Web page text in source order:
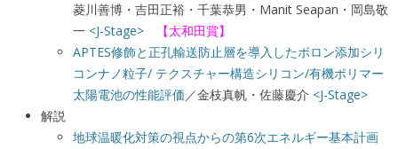
菱川善博・吉田正裕・千葉恭男・Manit Seapan・岡島敬
一 <J-Stage>
【太和田賞】
APTES修飾と正孔輸送防止層を導入したボロン添加シリ
コンナノ粒子/ テクスチャー構造シリコン/有機ポリマー
太陽電池の性能評価／金枝真帆・佐藤慶介 <J-Stage>
解説
地球温暖化対策の視点からの第6次エネルギー基本計画